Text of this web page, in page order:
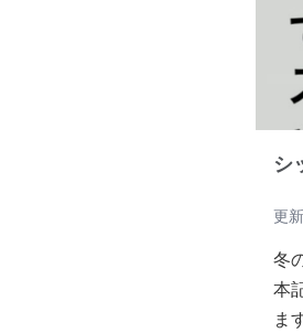
シ
更
冬
本
ま